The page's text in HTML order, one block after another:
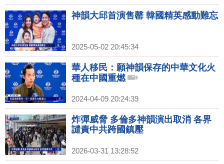
神韻大邱首演售罄 韓國精英感動難忘
2025-05-02 20:45:34
華人移民：願神韻保存的中華文化火
種在中國重燃
2024-04-09 20:24:39
炸彈威脅 多倫多神韻演出取消 各界
譴責中共跨國鎮壓
2026-03-31 13:28:52